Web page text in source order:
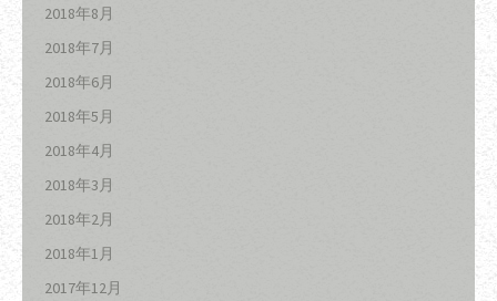
2018年8月
2018年7月
2018年6月
2018年5月
2018年4月
2018年3月
2018年2月
2018年1月
2017年12月